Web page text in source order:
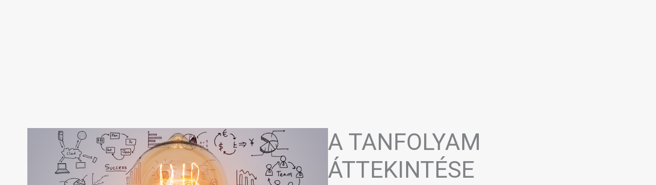
A TANFOLYAM
ÁTTEKINTÉSE